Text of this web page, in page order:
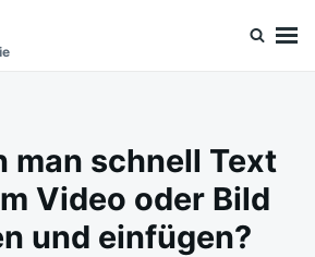
man schnell Text
Video oder Bild
und einfügen?